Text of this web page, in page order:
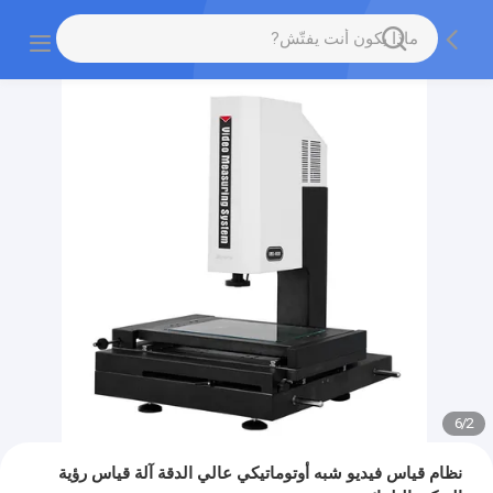
2
/
6
نظام قياس فيديو شبه أوتوماتيكي عالي الدقة آلة قياس رؤية